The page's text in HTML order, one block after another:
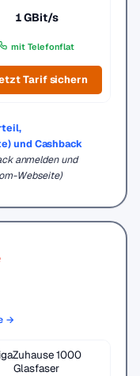
1 GBit/s
mit Telefonflat
Tarif sichern
und Cashback
anmelden und
Webseite)
→
1000
Glasfaser